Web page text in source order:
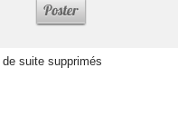
suite supprimés